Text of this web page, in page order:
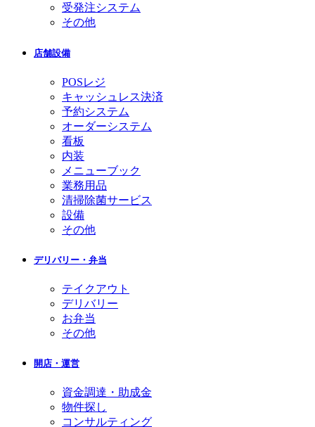
受発注システム
その他
店舗設備
POSレジ
キャッシュレス決済
予約システム
オーダーシステム
看板
内装
メニューブック
業務用品
清掃除菌サービス
設備
その他
デリバリー・弁当
テイクアウト
デリバリー
お弁当
その他
開店・運営
資金調達・助成金
物件探し
コンサルティング